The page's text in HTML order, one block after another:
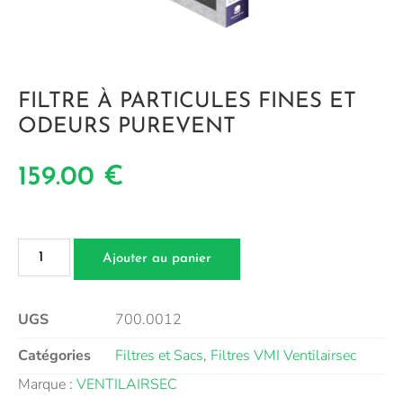
FILTRE À PARTICULES FINES ET
ODEURS PUREVENT
159.00 €
Ajouter au panier
UGS
700.0012
Catégories
Filtres et Sacs, Filtres VMI Ventilairsec
Marque : VENTILAIRSEC